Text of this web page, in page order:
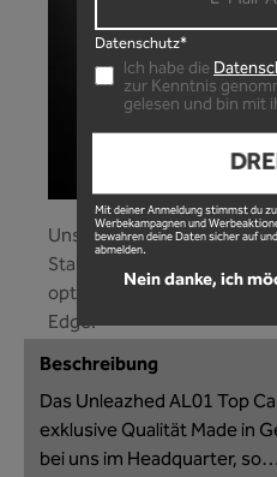
Unsere Ahead Kappe passt
Standard 1 1/8 Zoll
optimale Passform wir
Edge!
Beschreibung
Das Unleazhed AL01 Top
exklusive Qualität Made in
bei uns im Headquarter, so…
Datenschutz*
Ich habe die
zur Kenntnis
gelesen und bin mit
Mit deiner Anmeldung stimmst du
Werbekampagnen und
bewahren deine Daten sicher auf
abmelden.
Nein danke, ich